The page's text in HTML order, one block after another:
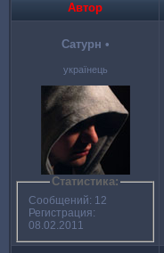
Автор
Сатурн •
українець
Статистика:
Сообщений: 12
Регистрация:
08.02.2011